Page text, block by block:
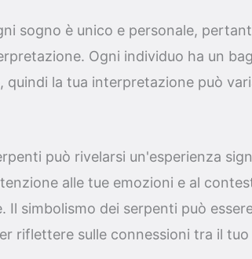
sogno è unico e personale,
Ogni individuo ha un
quindi la tua interpretazione può
può rivelarsi un'esperienza
alle tue emozioni e al
simbolismo dei serpenti può
riflettere sulle connessioni tra il